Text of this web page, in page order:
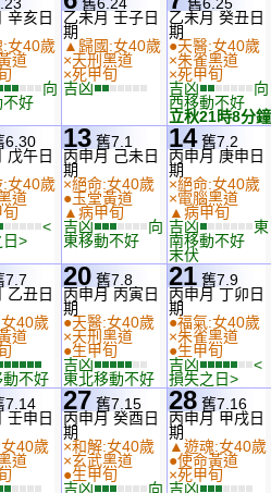
辛亥日
女40歲
道
向
不好
乙未月 壬子日
期
▲歸國:女40歲
×天刑黑道
×死甲旬
吉凶
乙未月 癸丑日
期
●天醫:女40歲
×朱雀黑道
×死甲旬
吉凶
向
西移動不好
立秋21時8分鐘
6.30
戊午日
女40歲
道
<
日>
13 舊7.1
丙申月 己未日
期
×絕命:女40歲
●玉堂黃道
▲病甲旬
吉凶
向
東移動不好
14舊7.2
丙申月 庚申日
期
×絕命:女40歲
×電腦黑道
▲病甲旬
吉凶
東
南移動不好
末伏
7.7
乙丑日
40歲
道
動不好
20 舊7.8
丙申月 丙寅日
期
●天醫:女40歲
×天刑黑道
●生甲旬
吉凶
東北移動不好
21 舊7.9
丙申月 丁卯日
期
●福氣:女40歲
×朱雀黑道
●生甲旬
吉凶
<
損失之日>
7.14
壬申日
40歲
道
27 舊7.15
丙申月 癸酉日
期
×和解:女40歲
×玄武黑道
●生甲旬
吉凶
向
28 舊7.16
丙申月 甲戌日
期
▲遊魂:女40歲
●使命黃道
×死甲旬
吉凶